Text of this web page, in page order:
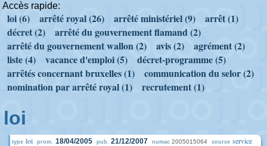
Accès rapide:
loi (6) arrêté royal (26) arrêté ministériel (9)
arrêt (1)
décret (2)
arrêté du gouvernement flamand (2)
arrêté du gouvernement wallon (2)
avis (2)
agrément (2)
liste (4)
vacance d'emploi (5)
décret-programme (5)
arrêtés concernant bruxelles (1)
communication du selor (2)
nomination par arrêté royal (1)
recrutement (1)
loi
type loi prom. 18/04/2005 pub. 21/12/2007 numac 2005015064 source service